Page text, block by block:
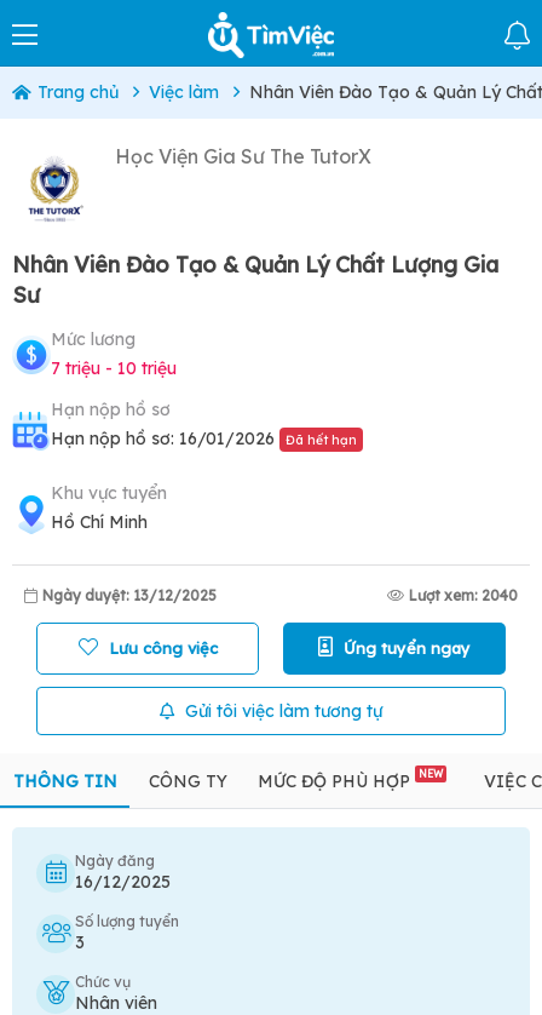
Trang chủ Việc làm Nhân Viên Đào Tạo & Quản Lý
Học Viện Gia Sư The TutorX
Nhân Viên Đào Tạo & Quản Lý Chất Lượng Gia
Sư
Mức lương
7 triệu - 10 triệu
Hạn nộp hồ sơ
Hạn nộp hồ sơ: 16/01/2026
Đã hết hạn
Khu vực tuyển
Hồ Chí Minh
Ngày duyệt: 13/12/2025 Lượt xem: 2040
Lưu công việc Ứng tuyển ngay
Gửi tôi việc làm tương tự
THÔNG TIN CÔNG TY MỨC ĐỘ PHÙ HỢP NEW VIỆC
Ngày đăng
16/12/2025
Số lượng tuyển
3
Chức vụ
Nhân viên